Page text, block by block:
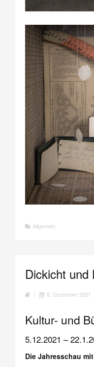
Allgemein
Dickicht und
/ 8. Dezember 2021
Kultur- und
5.12.2021 –
Die Jahresschau